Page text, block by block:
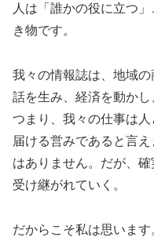
人は「誰かの役に立つ
き物です。
我々の情報誌は、地域
話を生み、経済を動かし
つまり、我々の仕事は
届ける営みであると言
はありません。だが、
受け継がれていく。
だからこそ私は思いま